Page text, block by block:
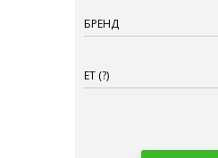
БРЕНД
ET (?)